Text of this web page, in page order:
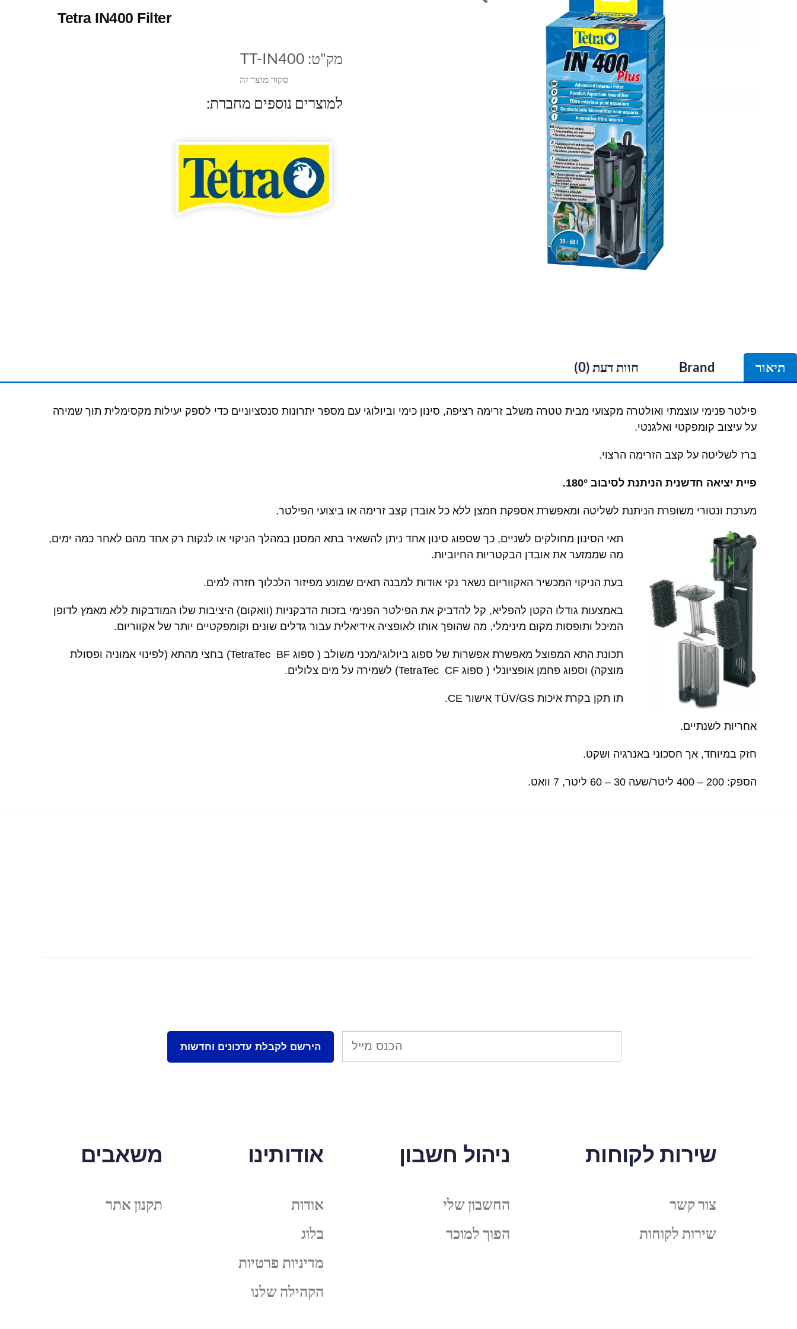
Tetra IN400 Filter
סקור מוצר זה
מק"ט: TT-IN400
למוצרים נוספים מחברת:
תיאור Brand חוות דעת (0)
פילטר פנימי עוצמתי ואולטרה מקצועי מבית טטרה משלב זרימה רציפה, סינון כימי וביולוגי עם מספר יתרונות סנסציוניים כדי לספק יעילות מקסימלית תוך שמירה
על עיצוב קומפקטי ואלגנטי.
ברז לשליטה על קצב הזרימה הרצוי.
פיית יציאה חדשנית הניתנת לסיבוב 180°.
מערכת ונטורי משופרת הניתנת לשליטה ומאפשרת אספקת חמצן ללא כל אובדן קצב זרימה או ביצועי הפילטר.
תאי הסינון מחולקים לשניים, כך שספוג סינון אחד ניתן להשאיר בתא המסנן במהלך הניקוי או לנקות רק אחד מהם לאחר כמה ימים,
מה שממזער את אובדן הבקטריות החיוביות.
בעת הניקוי המכשיר האקווריום נשאר נקי אודות למבנה תאים שמונע מפיזור הלכלוך חזרה למים.
באמצעות גודלו הקטן להפליא, קל להדביק את הפילטר הפנימי בזכות הדבקניות (וואקום) היציבות שלו המודבקות ללא מאמץ לדופן
המיכל ותופסות מקום מינימלי, מה שהופך אותו לאופציה אידיאלית עבור גדלים שונים וקומפקטיים יותר של אקווריום.
תכונת התא המפוצל מאפשרת אפשרות של ספוג ביולוגי/מכני משולב ( ספוג TetraTecBF) בחצי מהתא (לפינוי אמוניה ופסולת
מוצקה) וספוג פחמן אופציונלי ( ספוג
TetraTecCF) לשמירה על מים צלולים.
תו תקן בקרת איכות TÜV/GS אישור CE.
אחריות לשנתיים.
חזק במיוחד, אך חסכוני באנרגיה ושקט.
הספק: 200 – 400 ליטר/שעה 30 – 60 ליטר, 7 וואט.
שירות לקוחות
צור קשר
שירות לקוחות
ניהול חשבון
החשבון שלי
הפוך למוכר
אודותינו
אודות
בלוג
מדיניות פרטיות
הקהילה שלנו
משאבים
תקנון אתר